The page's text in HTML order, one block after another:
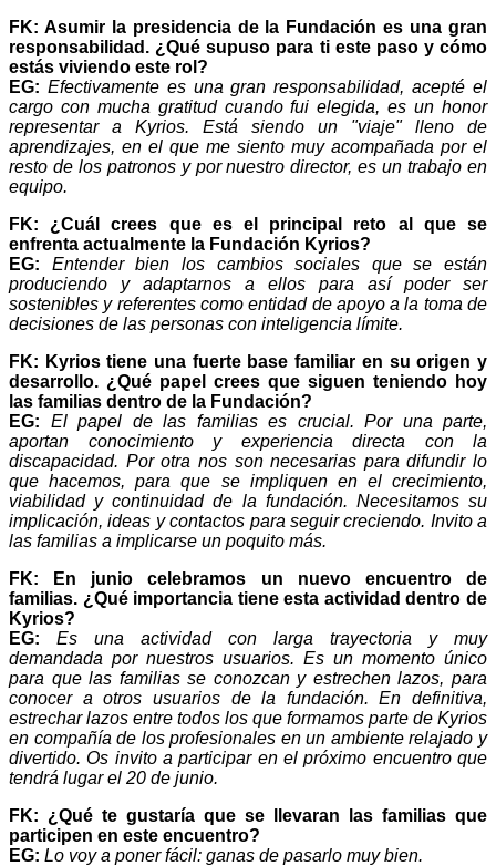
FK: Asumir la presidencia de la Fundación es una gran
responsabilidad. ¿Qué supuso para ti este paso y cómo
estás viviendo este rol?
EG: Efectivamente es una gran responsabilidad, acepté el
cargo con mucha gratitud cuando fui elegida, es un honor
representar a Kyrios. Está siendo un "viaje" lleno de
aprendizajes, en el que me siento muy acompañada por el
resto de los patronos y por nuestro director, es un trabajo en
equipo.
FK: ¿Cuál crees que es el principal reto al que se
enfrenta actualmente la Fundación Kyrios?
EG:
Entender bien los cambios sociales que se están
produciendo y adaptarnos a ellos para así poder ser
sostenibles y referentes como entidad de apoyo a la toma de
decisiones de las personas con inteligencia límite.
FK: Kyrios tiene una fuerte base familiar en su origen y
desarrollo. ¿Qué papel crees que siguen teniendo hoy
las familias dentro de la Fundación?
EG:
El papel de las familias es crucial. Por una parte,
aportan conocimiento y experiencia directa con la
discapacidad. Por otra nos son necesarias para difundir lo
que hacemos, para que se impliquen en el crecimiento,
viabilidad y continuidad de la fundación. Necesitamos su
implicación, ideas y contactos para seguir creciendo. Invito a
las familias a implicarse un poquito más.
FK: En junio celebramos un nuevo encuentro de
familias. ¿Qué importancia tiene esta actividad dentro de
Kyrios?
EG:
Es una actividad con larga trayectoria y muy
demandada por nuestros usuarios. Es un momento único
para que las familias se conozcan y estrechen lazos, para
conocer a otros usuarios de la fundación. En definitiva,
estrechar lazos entre todos los que formamos parte de Kyrios
en compañía de los profesionales en un ambiente relajado y
divertido. Os invito a participar en el próximo encuentro que
tendrá lugar el 20 de junio.
FK: ¿Qué te gustaría que se llevaran las familias que
participen en este encuentro?
EG: Lo voy a poner fácil: ganas de pasarlo muy bien.